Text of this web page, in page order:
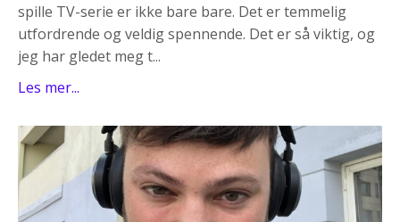
spille TV-serie er ikke bare bare. Det er temmelig
utfordrende og veldig spennende. Det er så viktig, og
jeg har gledet meg t...
Les mer...